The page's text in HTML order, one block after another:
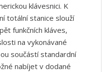
klávesnici. K
totální stanice slouží
funkčních kláves,
na vykonávané
součástí standardní
nabíjet v dodané